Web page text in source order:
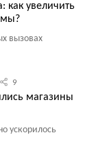
как увеличить
вызовах
9
магазины
ускорилось